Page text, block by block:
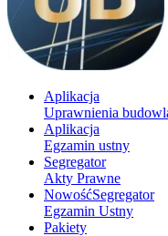
Aplikacja
Uprawnienia
Aplikacja
Egzamin ustny
Segregator
Akty Prawne
NowośćSegregator
Egzamin Ustny
Pakiety